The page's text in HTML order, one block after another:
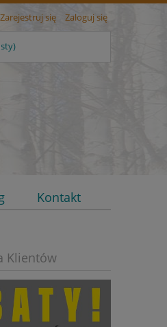
Zarejestruj się Zaloguj się
Kontakt
Klientów